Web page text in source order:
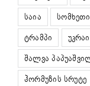
საია
სომხეთი
ტრამპი
შალვა
ჰორმუზის სრუტე